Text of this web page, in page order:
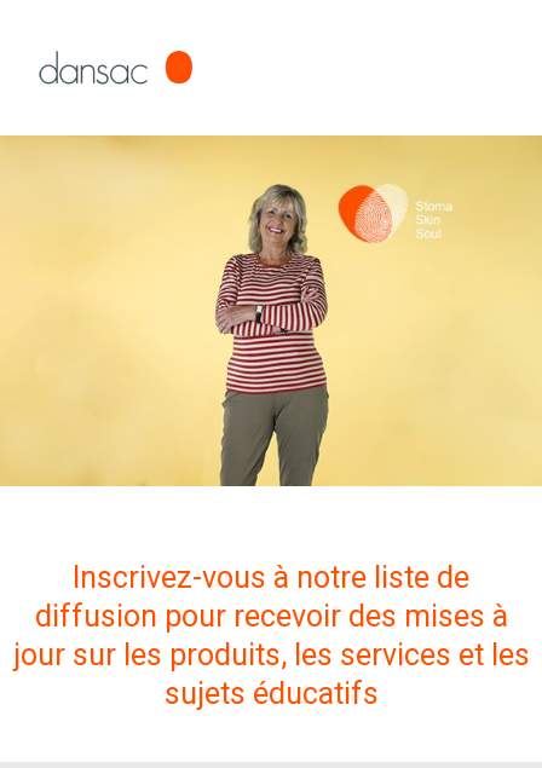
Inscrivez-vous à notre liste de
diffusion pour recevoir des mises à
jour sur les produits, les services et les
sujets éducatifs